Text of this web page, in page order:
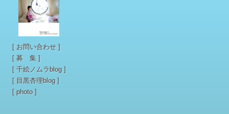
[ お問い合わせ]
[ 募 集 ]
[ 千絵ノムラblog]
[ 目黒杏理blog]
[ photo]